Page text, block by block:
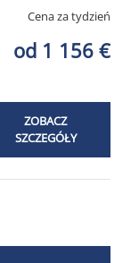
Cena za tydzień
od 1 156 €
ZOBACZ
SZCZEGÓŁY